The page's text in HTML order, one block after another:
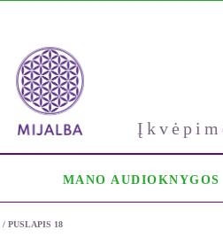
MANO AUDIOKNYGOS
/ PUSLAPIS 18